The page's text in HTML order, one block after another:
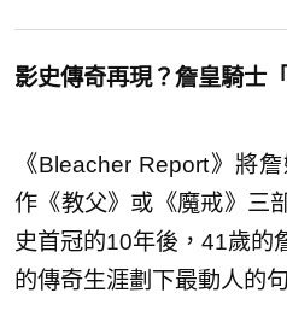
影史傳奇再現？詹皇騎士
《Bleacher Report》將
作《教父》或《魔戒》三
史首冠的10年後，41歲的
的傳奇生涯劃下最動人的